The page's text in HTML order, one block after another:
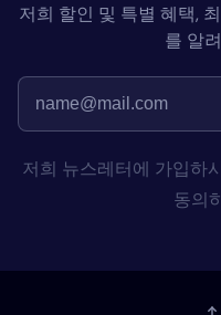
저희 할인 및 특별 혜택,
를 알
저희 뉴스레터에 가입하
동의